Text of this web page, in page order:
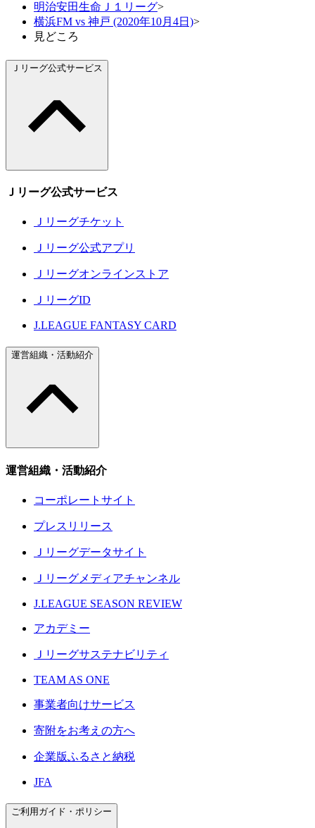
明治安田生命Ｊ１リーグ>
横浜FM vs 神戸 (2020年10月4日)>
見どころ
Ｊリーグ公式サービス
Ｊリーグ公式サービス
Ｊリーグチケット
Ｊリーグ公式アプリ
Ｊリーグオンラインストア
ＪリーグID
J.LEAGUE FANTASY CARD
運営組織・活動紹介
運営組織・活動紹介
コーポレートサイト
プレスリリース
Ｊリーグデータサイト
Ｊリーグメディアチャンネル
J.LEAGUE SEASON REVIEW
アカデミー
Ｊリーグサステナビリティ
TEAM AS ONE
事業者向けサービス
寄附をお考えの方へ
企業版ふるさと納税
JFA
ご利用ガイド・ポリシー